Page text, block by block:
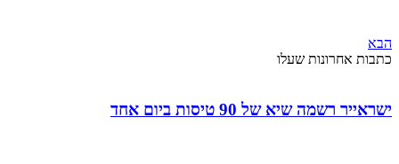
הבא
כתבות אחרונות שעלו
ישראייר רשמה שיא של 90 טיסות ביום אחד